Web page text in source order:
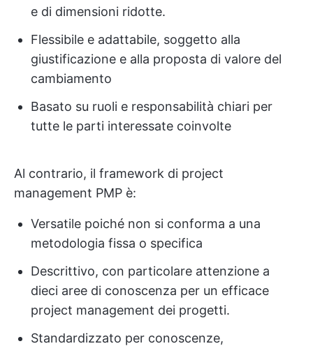
e di dimensioni ridotte.
Flessibile e adattabile, soggetto alla
giustificazione e alla proposta di valore del
cambiamento
Basato su ruoli e responsabilità chiari per
tutte le parti interessate coinvolte
Al contrario, il framework di project
management PMP è:
Versatile poiché non si conforma a una
metodologia fissa o specifica
Descrittivo, con particolare attenzione a
dieci aree di conoscenza per un efficace
project management dei progetti.
Standardizzato per conoscenze,